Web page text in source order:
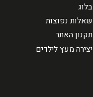
בלוג
שאלות נפוצות
תקנון האתר
יצירה מעץ לילדים